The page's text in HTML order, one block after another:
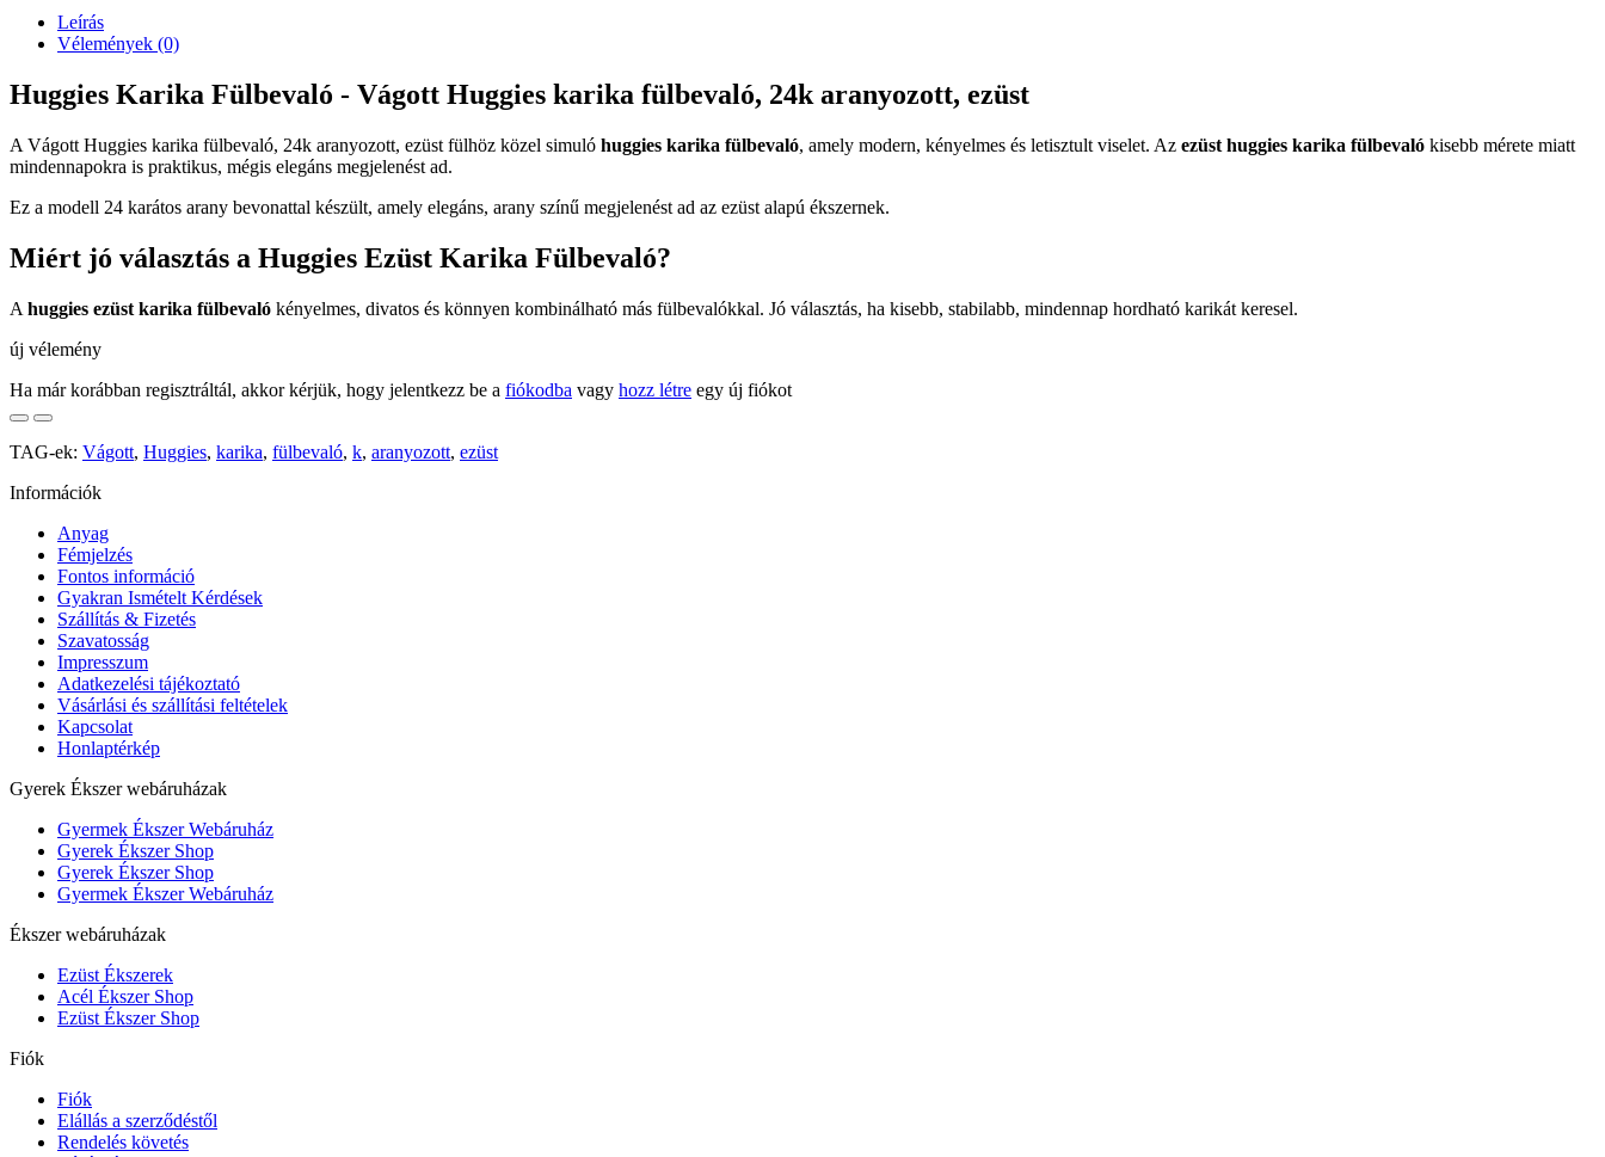
Leírás
Vélemények (0)
Huggies Karika Fülbevaló - Vágott Huggies karika fülbevaló, 24k aranyozott, ezüst
A Vágott Huggies karika fülbevaló, 24k aranyozott, ezüst fülhöz közel simuló huggies karika fülbevaló, amely modern, kényelmes és letisztult viselet. Az ezüst huggies karika fülbevaló kisebb mérete miatt
mindennapokra is praktikus, mégis elegáns megjelenést ad.
Ez a modell 24 karátos arany bevonattal készült, amely elegáns, arany színű megjelenést ad az ezüst alapú ékszernek.
Miért jó választás a Huggies Ezüst Karika Fülbevaló?
A huggies ezüst karika fülbevaló kényelmes, divatos és könnyen kombinálható más fülbevalókkal. Jó választás, ha kisebb, stabilabb, mindennap hordható karikát keresel.
új vélemény
Ha már korábban regisztráltál, akkor kérjük, hogy jelentkezz be a fiókodba vagy hozz létre egy új fiókot
TAG-ek: Vágott, Huggies, karika, fülbevaló, k, aranyozott, ezüst
Információk
Anyag
Fémjelzés
Fontos információ
Gyakran Ismételt Kérdések
Szállítás & Fizetés
Szavatosság
Impresszum
Adatkezelési tájékoztató
Vásárlási és szállítási feltételek
Kapcsolat
Honlaptérkép
Gyerek Ékszer webáruházak
Gyermek Ékszer Webáruház
Gyerek Ékszer Shop
Gyerek Ékszer Shop
Gyermek Ékszer Webáruház
Ékszer webáruházak
Ezüst Ékszerek
Acél Ékszer Shop
Ezüst Ékszer Shop
Fiók
Fiók
Elállás a szerződéstől
Rendelés követés